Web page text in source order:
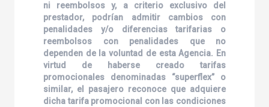
ni reembolsos y, a criterio exclusivo del
prestador, podrían admitir cambios con
penalidades y/o diferencias tarifarias o
reembolsos con penalidades que no
dependen de la voluntad de esta Agencia. En
virtud de haberse creado tarifas
promocionales denominadas “superflex” o
similar, el pasajero reconoce que adquiere
dicha tarifa promocional con las condiciones